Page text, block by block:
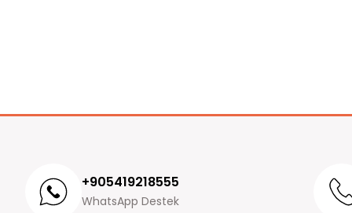
+905419218555
WhatsApp Destek